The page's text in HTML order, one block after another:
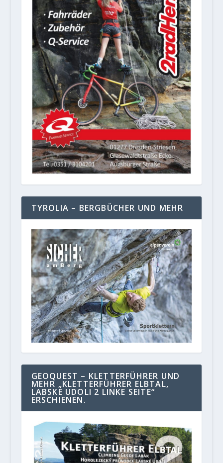
TYROLIA – BERGBÜCHER UND MEHR
GEOQUEST – KLETTERFÜHRER UND
MEHR „KLETTERFÜHRER ELBTAL,
LABSKE UDOLI 2 LINKE SEITE“
ERSCHIENEN.